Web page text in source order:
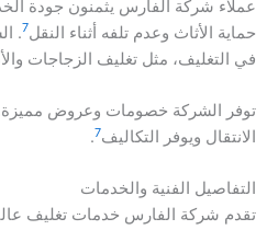
عملاء شركة الفارس يثمنون جودة
حماية الأثاث وعدم تلفه أثناء النقل7
.
في التغليف، مثل تغليف الزجاجات
توفر الشركة خصومات وعروض مميزة.
الانتقال ويوفر التكاليف7
.
التفاصيل الفنية والخدمات
تقدم شركة الفارس خدمات تغليف